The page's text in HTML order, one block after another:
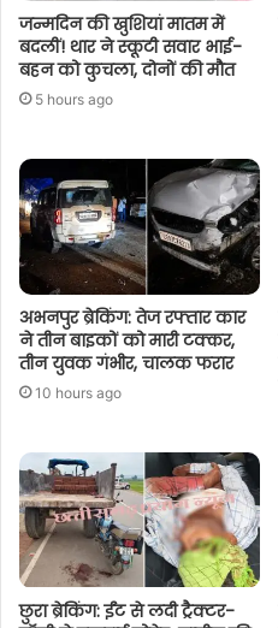
जन्मदिन की खुशियां मातम में
बदलीं! थार ने स्कूटी सवार भाई-
बहन को कुचला, दोनों की मौत
5 hours ago
अभनपुर ब्रेकिंग: तेज रफ्तार कार
ने तीन बाइकों को मारी टक्कर,
तीन युवक गंभीर, चालक फरार
10 hours ago
छुरा ब्रेकिंग: ईंट से लदी ट्रैक्टर-